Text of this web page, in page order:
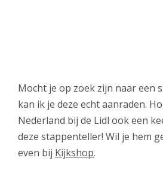
Mocht je op zoek zijn naar een
kan ik je deze echt aanraden.
Nederland bij de Lidl ook een
deze stappenteller! Wil je hem
even bij Kijkshop.